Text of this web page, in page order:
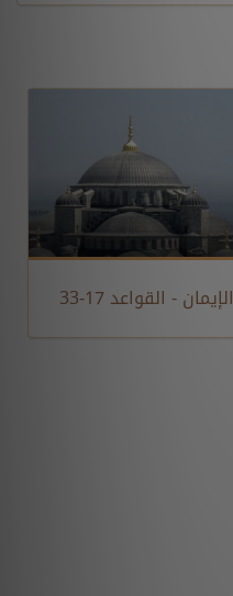
الإيمان - القواعد 17-33